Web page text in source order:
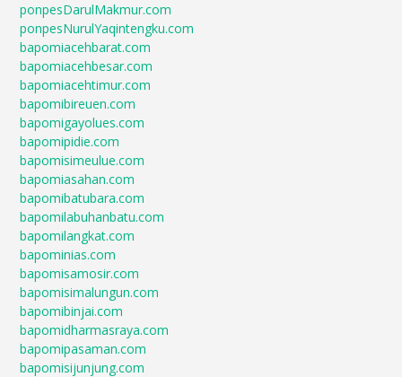
ponpesDarulMakmur.com
ponpesNurulYaqintengku.com
bapomiacehbarat.com
bapomiacehbesar.com
bapomiacehtimur.com
bapomibireuen.com
bapomigayolues.com
bapomipidie.com
bapomisimeulue.com
bapomiasahan.com
bapomibatubara.com
bapomilabuhanbatu.com
bapomilangkat.com
bapominias.com
bapomisamosir.com
bapomisimalungun.com
bapomibinjai.com
bapomidharmasraya.com
bapomipasaman.com
bapomisijunjung.com